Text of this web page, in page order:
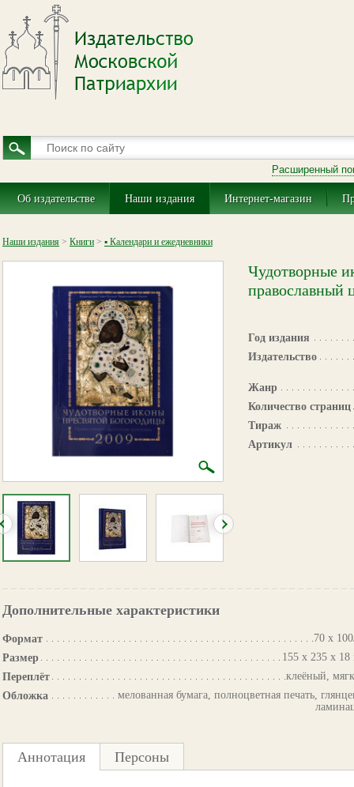
Расширенный
Об издательстве Наши издания Интернет-магазин
Наши издания > Книги > ▪ Календари и ежедневники
Чудотворные
православный
Год издания
Издательство
Жанр
Количество страниц
Тираж
Артикул
Дополнительные характеристики
Формат
70 х
Размер
155 х 235 х
Переплёт
клеёный,
Обложка
мелованная бумага, полноцветная печать,
Аннотация Персоны